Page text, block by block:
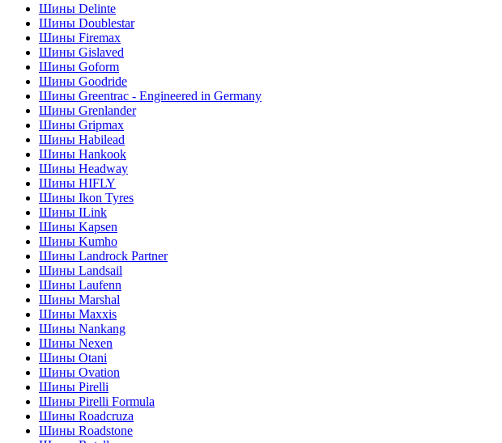
Шины Delinte
Шины Doublestar
Шины Firemax
Шины Gislaved
Шины Goform
Шины Goodride
Шины Greentrac - Engineered in Germany
Шины Grenlander
Шины Gripmax
Шины Habilead
Шины Hankook
Шины Headway
Шины HIFLY
Шины Ikon Tyres
Шины ILink
Шины Kapsen
Шины Kumho
Шины Landrock Partner
Шины Landsail
Шины Laufenn
Шины Marshal
Шины Maxxis
Шины Nankang
Шины Nexen
Шины Otani
Шины Ovation
Шины Pirelli
Шины Pirelli Formula
Шины Roadcruza
Шины Roadstone